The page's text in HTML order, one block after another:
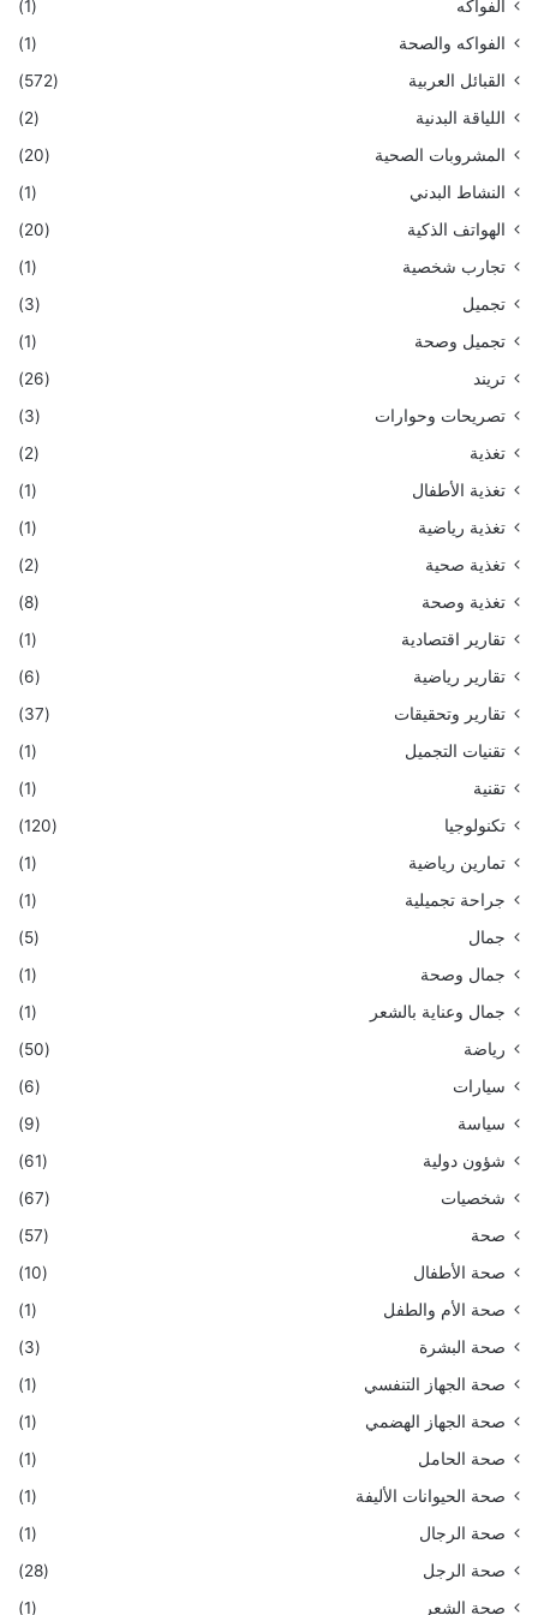
الفواكه
(1)
الفواكه والصحة
(1)
القبائل العربية
(572)
اللياقة البدنية
(2)
المشروبات الصحية
(20)
النشاط البدني
(1)
الهواتف الذكية
(20)
تجارب شخصية
(1)
تجميل
(3)
تجميل وصحة
(1)
تريند
(26)
تصريحات وحوارات
(3)
تغذية
(2)
تغذية الأطفال
(1)
تغذية رياضية
(1)
تغذية صحية
(2)
تغذية وصحة
(8)
تقارير اقتصادية
(1)
تقارير رياضية
(6)
تقارير وتحقيقات
(37)
تقنيات التجميل
(1)
تقنية
(1)
تكنولوجيا
(120)
تمارين رياضية
(1)
جراحة تجميلية
(1)
جمال
(5)
جمال وصحة
(1)
جمال وعناية بالشعر
(1)
رياضة
(50)
سيارات
(6)
سياسة
(9)
شؤون دولية
(61)
شخصيات
(67)
صحة
(57)
صحة الأطفال
(10)
صحة الأم والطفل
(1)
صحة البشرة
(3)
صحة الجهاز التنفسي
(1)
صحة الجهاز الهضمي
(1)
صحة الحامل
(1)
صحة الحيوانات الأليفة
(1)
صحة الرجال
(1)
صحة الرجل
(28)
صحة الشعر
(1)